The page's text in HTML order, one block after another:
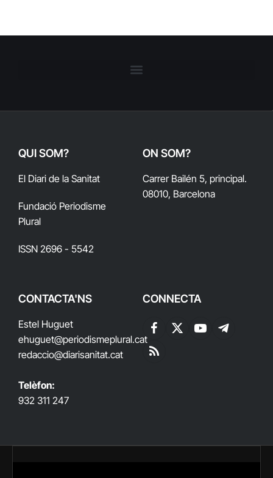
QUI SOM?
El Diari de la Sanitat
Fundació Periodisme
Plural
ISSN 2696 - 5542
ON SOM?
Carrer Bailén 5, principal.
08010, Barcelona
CONTACTA'NS
Estel Huguet
ehuguet@periodismeplural.cat
redaccio@diarisanitat.cat
Telèfon:
932 311 247
CONNECTA
Facebook
X
YouTubeTelegram
RSS